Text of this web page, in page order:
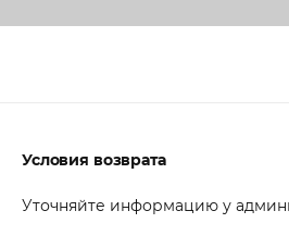
Условия возврата
Уточняйте информацию у